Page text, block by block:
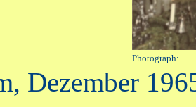
Photograph:
Dezember